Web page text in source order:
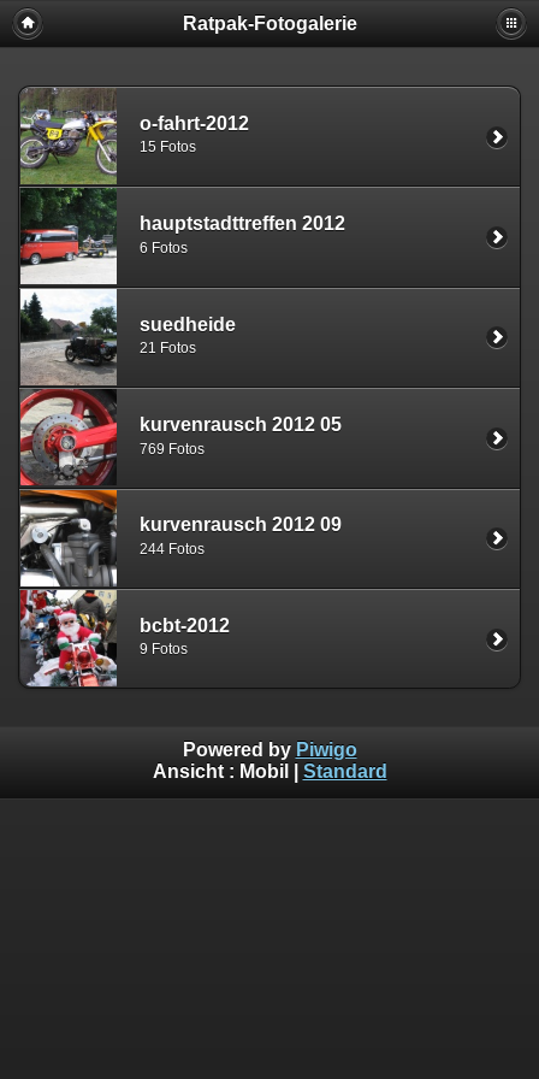
Ratpak-Fotogalerie
o-fahrt-2012
15 Fotos
hauptstadttreffen 2012
6 Fotos
suedheide
21 Fotos
kurvenrausch 2012 05
769 Fotos
kurvenrausch 2012 09
244 Fotos
bcbt-2012
9 Fotos
Powered by Piwigo
Ansicht : Mobil Standard